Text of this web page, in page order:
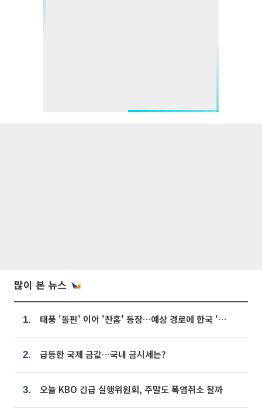
많이 본 뉴스
1. 태풍 '돌핀' 이어 '찬홈' 등장…예상 경로에 한국 '한숨'
2. 급등한 국제 금값…국내 금시세는?
3. 오늘 KBO 긴급 실행위원회, 주말도 폭염취소 될까